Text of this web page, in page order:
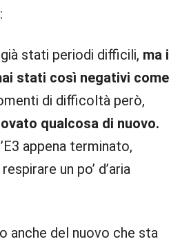
:
stati periodi difficili, ma i
stati così negativi come
di difficoltà però,
qualcosa di nuovo.
appena terminato,
un po’ d’aria
anche del nuovo che sta